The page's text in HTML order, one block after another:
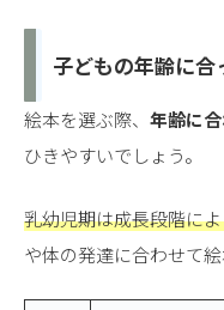
子どもの年齢に合
絵本を選ぶ際、 年齢に
ひきやすいでしょう。
乳幼児期は成長段階に
や体の発達に合わせて絵